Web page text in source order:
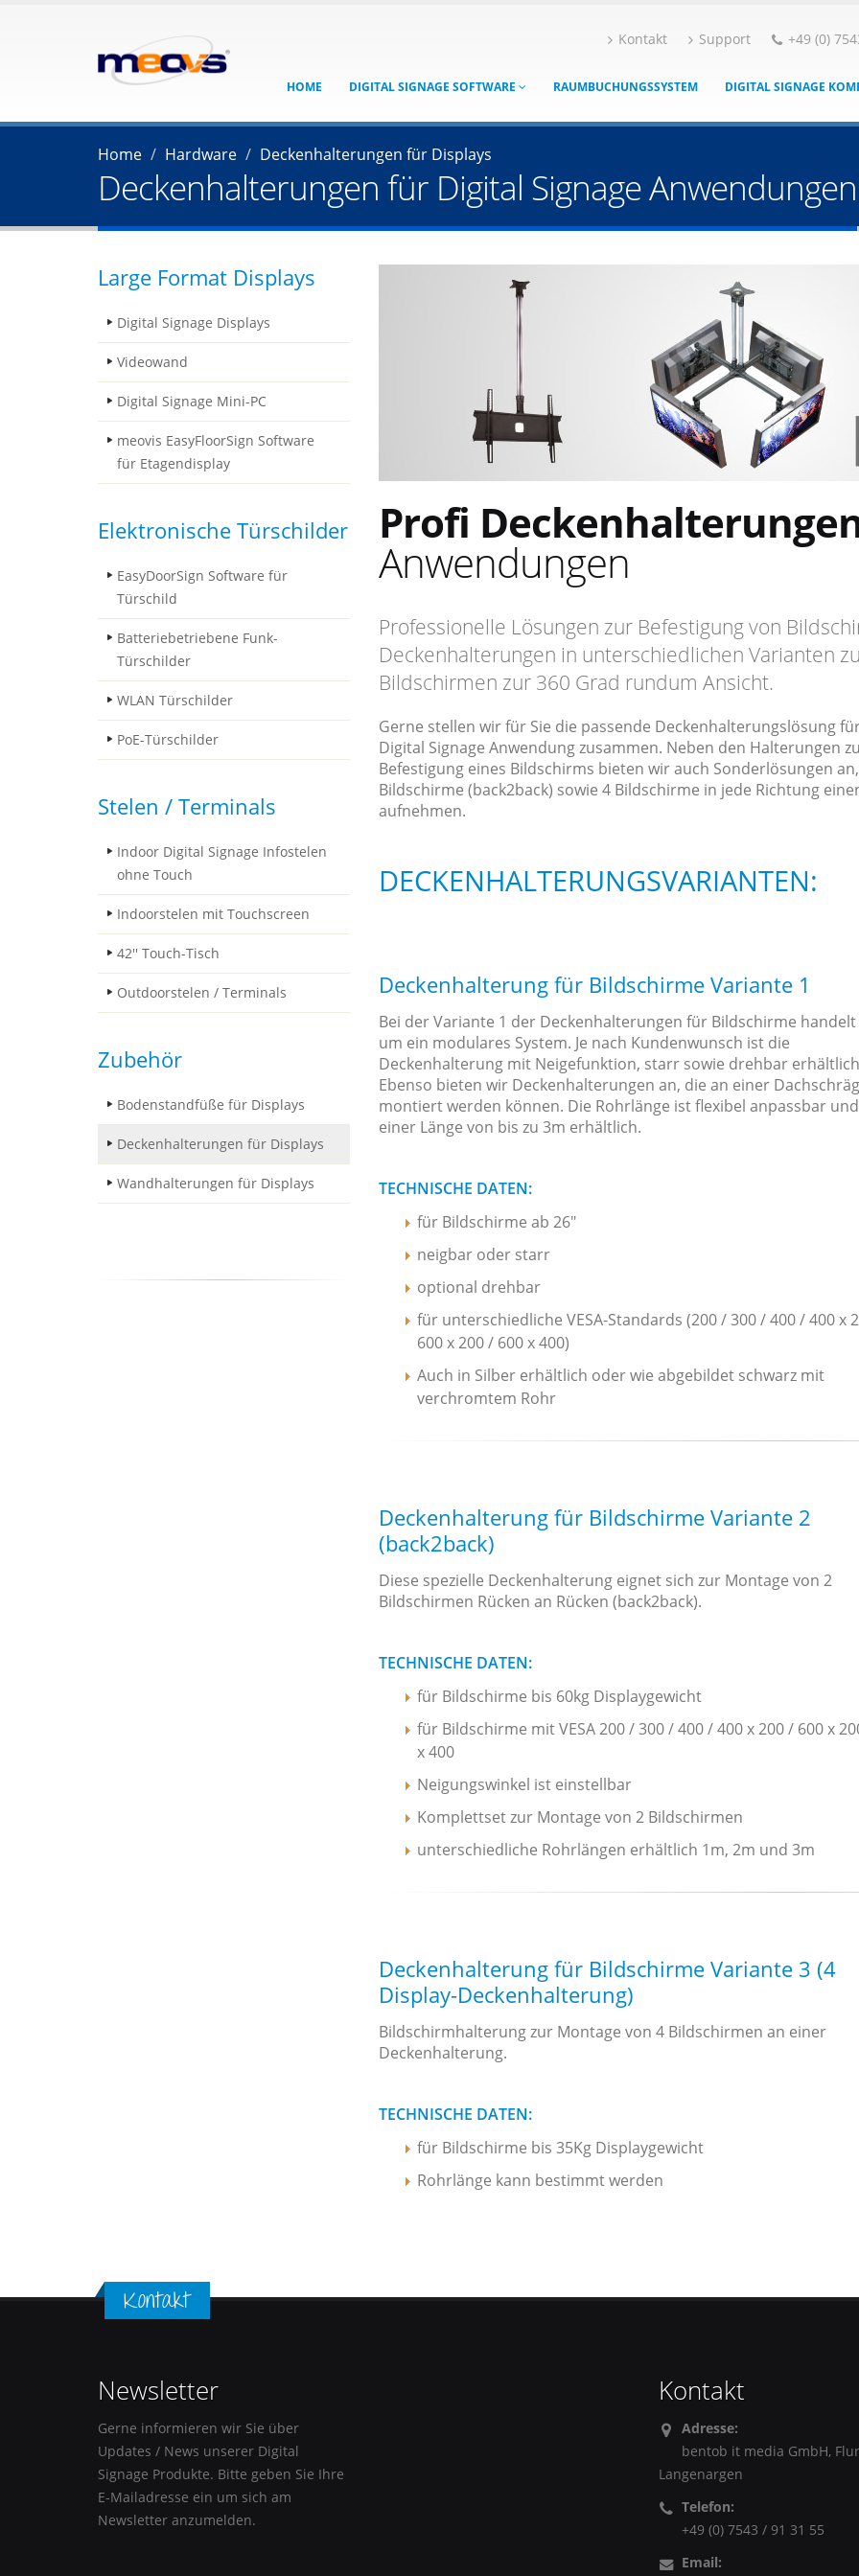
Kontakt Support +49 (0)
HOME DIGITAL SIGNAGE SOFTWARE RAUMBUCHUNGSSYSTEM DIGITAL SIGNAGE
Home Hardware Deckenhalterungen für Displays
Deckenhalterungen für Digital Signage Anwendungen
Large Format Displays
Digital Signage Displays
Videowand
Digital Signage Mini-PC
meovis EasyFloorSign Software
für Etagendisplay
Elektronische Türschilder
EasyDoorSign Software für
Türschild
Batteriebetriebene Funk-
Türschilder
WLAN Türschilder
PoE-Türschilder
Stelen / Terminals
Indoor Digital Signage Infostelen
ohne Touch
Indoorstelen mit Touchscreen
42'' Touch-Tisch
Outdoorstelen / Terminals
Zubehör
Bodenstandfüße für Displays
Deckenhalterungen für Displays
Wandhalterungen für Displays
Profi
Anwendungen
Professionelle Lösungen zur Befestigung von
Deckenhalterungen in unterschiedlichen Varianten
Bildschirmen zur 360 Grad rundum Ansicht.
Gerne stellen wir für Sie die passende Deckenhalterungslösung
Digital Signage Anwendung zusammen. Neben den Halterungen
Befestigung eines Bildschirms bieten wir auch Sonderlösungen
Bildschirme (back2back) sowie 4 Bildschirme in jede Richtung
aufnehmen.
DECKENHALTERUNGSVARIANTEN:
Deckenhalterung für Bildschirme Variante 1
Bei der Variante 1 der Deckenhalterungen für Bildschirme handelt
um ein modulares System. Je nach Kundenwunsch ist die
Deckenhalterung mit Neigefunktion, starr sowie drehbar
Ebenso bieten wir Deckenhalterungen an, die an einer
montiert werden können. Die Rohrlänge ist flexibel anpassbar
einer Länge von bis zu 3m erhältlich.
TECHNISCHE DATEN:
für Bildschirme ab 26"
neigbar oder starr
optional drehbar
für unterschiedliche VESA-Standards (200 / 300 / 400 / 400 x
600 x 200 / 600 x 400)
Auch in Silber erhältlich oder wie abgebildet schwarz mit
verchromtem Rohr
Deckenhalterung für Bildschirme Variante 2
(back2back)
Diese spezielle Deckenhalterung eignet sich zur Montage von 2
Bildschirmen Rücken an Rücken (back2back).
TECHNISCHE DATEN:
für Bildschirme bis 60kg Displaygewicht
für Bildschirme mit VESA 200 / 300 / 400 / 400 x 200 / 600 x
x 400
Neigungswinkel ist einstellbar
Komplettset zur Montage von 2 Bildschirmen
unterschiedliche Rohrlängen erhältlich 1m, 2m und 3m
Deckenhalterung für Bildschirme Variante 3 (4
Display-Deckenhalterung)
Bildschirmhalterung zur Montage von 4 Bildschirmen an einer
Deckenhalterung.
TECHNISCHE DATEN:
für Bildschirme bis 35Kg Displaygewicht
Rohrlänge kann bestimmt werden
Kontakt
Newsletter
Gerne informieren wir Sie über
Updates / News unserer Digital
Signage Produkte. Bitte geben Sie Ihre
E-Mailadresse ein um sich am
Newsletter anzumelden.
Kontakt
Adresse:
bentob it media GmbH,
Langenargen
Telefon:
+49 (0) 7543 / 91 31 55
Email: